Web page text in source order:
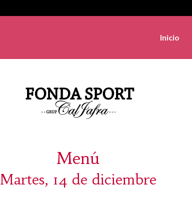
Inicio
Menú
Martes, 14 de diciembre